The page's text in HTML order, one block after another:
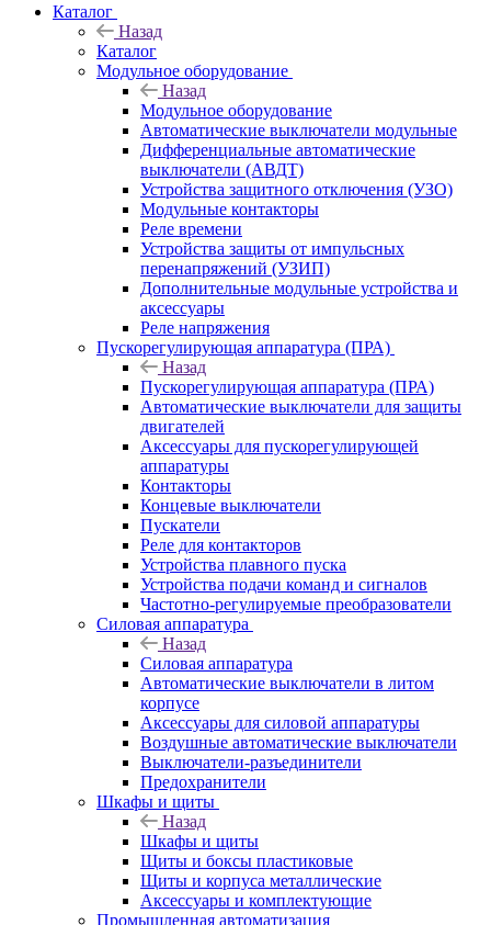
Каталог
Назад
Каталог
Модульное оборудование
Назад
Модульное оборудование
Автоматические выключатели модульные
Дифференциальные автоматические
выключатели (АВДТ)
Устройства защитного отключения (УЗО)
Модульные контакторы
Реле времени
Устройства защиты от импульсных
перенапряжений (УЗИП)
Дополнительные модульные устройства и
аксессуары
Реле напряжения
Пускорегулирующая аппаратура (ПРА)
Назад
Пускорегулирующая аппаратура (ПРА)
Автоматические выключатели для защиты
двигателей
Аксессуары для пускорегулирующей
аппаратуры
Контакторы
Концевые выключатели
Пускатели
Реле для контакторов
Устройства плавного пуска
Устройства подачи команд и сигналов
Частотно-регулируемые преобразователи
Силовая аппаратура
Назад
Силовая аппаратура
Автоматические выключатели в литом
корпусе
Аксессуары для силовой аппаратуры
Воздушные автоматические выключатели
Выключатели-разъединители
Предохранители
Шкафы и щиты
Назад
Шкафы и щиты
Щиты и боксы пластиковые
Щиты и корпуса металлические
Аксессуары и комплектующие
Промышленная автоматизация